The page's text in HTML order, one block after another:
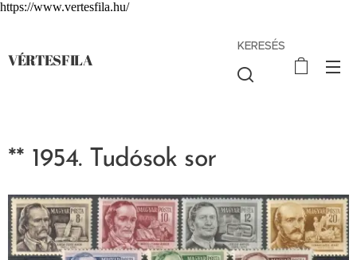
https://www.vertesfila.hu/
VÉRTESFILA
KERESÉS
** 1954. Tudósok sor